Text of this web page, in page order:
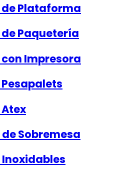
Plataforma
Paquetería
Impresora
Sobremesa